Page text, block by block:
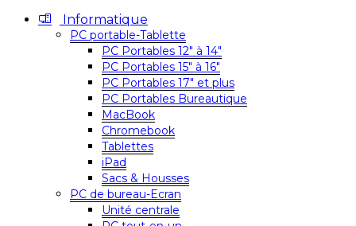
Informatique
PC portable-Tablette
PC Portables 12″ à 14″
PC Portables 15″ à 16″
PC Portables 17″ et plus
PC Portables Bureautique
MacBook
Chromebook
Tablettes
iPad
Sacs & Housses
PC de bureau-Ecran
Unité centrale